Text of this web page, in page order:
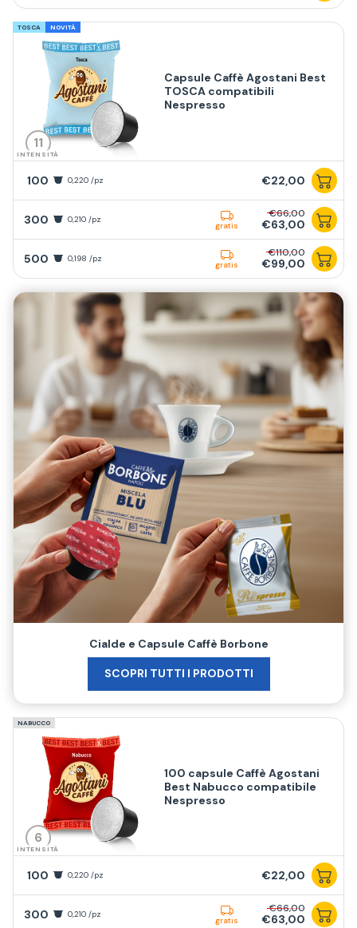
TOSCA NOVITÀ
11
INTENSITÀ
Capsule Caffè Agostani Best
TOSCA compatibili
Nespresso
100 0,220 /pz €22,00
300 0,210 /pz
gratis
€66,00
€63,00
500 0,198 /pz
gratis
€110,00
€99,00
Cialde e Capsule Caffè Borbone
SCOPRI TUTTI I PRODOTTI
NABUCCO
6
INTENSITÀ
100 capsule Caffè Agostani
Best Nabucco compatibile
Nespresso
100 0,220 /pz €22,00
300 0,210 /pz
gratis
€66,00
€63,00